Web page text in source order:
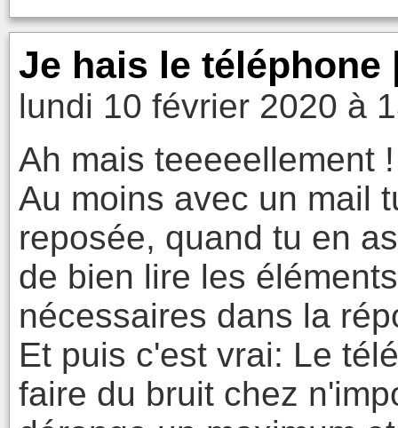
Je hais le téléphone
lundi 10 février 2020 à
Ah mais teeeeellement !
Au moins avec un mail
reposée, quand tu en
de bien lire les
nécessaires dans la
Et puis c'est vrai: Le
faire du bruit chez